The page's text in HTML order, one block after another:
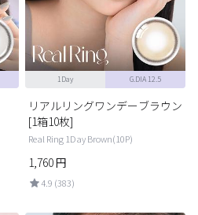
1Day G.DIA 12.5
リアルリングワンデーブラウン
[1箱10枚]
Real Ring 1Day Brown(10P)
1,760円
4.9 (383)